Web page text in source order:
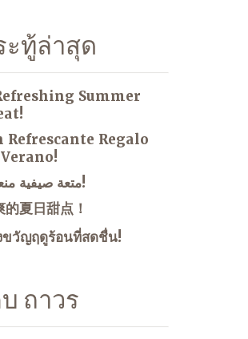
ะทู้ล่าสุด
Summer
Refrescante Regalo
متعة صيفية منعشة!
的夏日甜点！
ขวัญฤดูร้อนที่สดชื่น!
บ ถาวร